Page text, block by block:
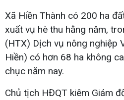
Xã Hiền Thành có 200 ha
xuất vụ hè thu hằng năm,
(HTX) Dịch vụ nông nghiệp
Hiền) có hơn 68 ha không
chục năm nay.
Chủ tịch HĐQT kiêm Giám